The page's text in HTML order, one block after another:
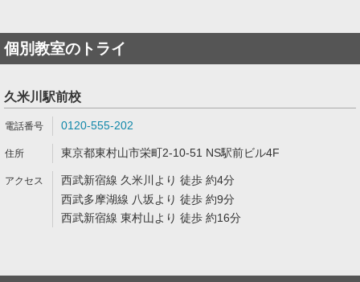
個別教室のトライ
久米川駅前校
0120-555-202
東京都東村山市栄町2-10-51 NS駅前ビル4F
西武新宿線 久米川より 徒歩 約4分
西武多摩湖線 八坂より 徒歩 約9分
西武新宿線 東村山より 徒歩 約16分